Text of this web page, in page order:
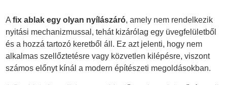
Afix ablak egy olyan nyílászáró, amely nem rendelkezik
nyitási mechanizmussal, tehát kizárólag egy üvegfelületből
és a hozzá tartozó keretből áll. Ez azt jelenti, hogy nem
alkalmas szellőztetésre vagy közvetlen kilépésre, viszont
számos előnyt kínál a modern építészeti megoldásokban.